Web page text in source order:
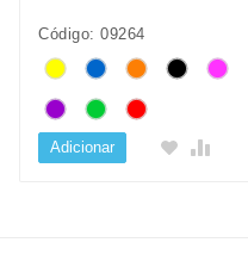
Código: 09264
Adicionar